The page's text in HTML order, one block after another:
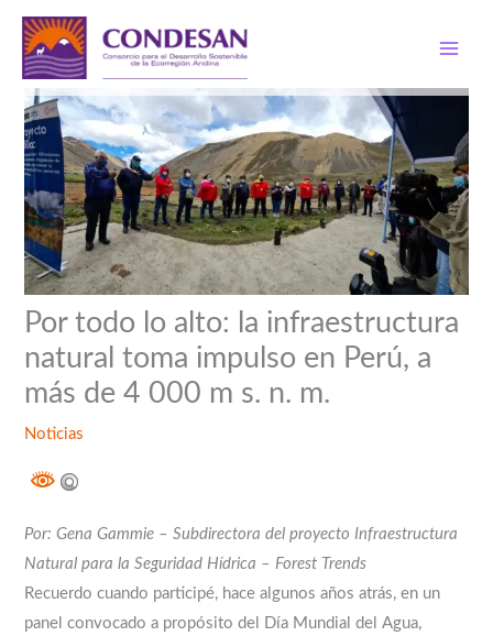
contenido
Por todo lo alto: la infraestructura
natural toma impulso en Perú, a
más de 4 000 m s. n. m.
Noticias
Por: Gena Gammie – Subdirectora del proyecto Infraestructura
Natural para la Seguridad Hídrica – Forest Trends
Recuerdo cuando participé, hace algunos años atrás, en un
panel convocado a propósito del Día Mundial del Agua,